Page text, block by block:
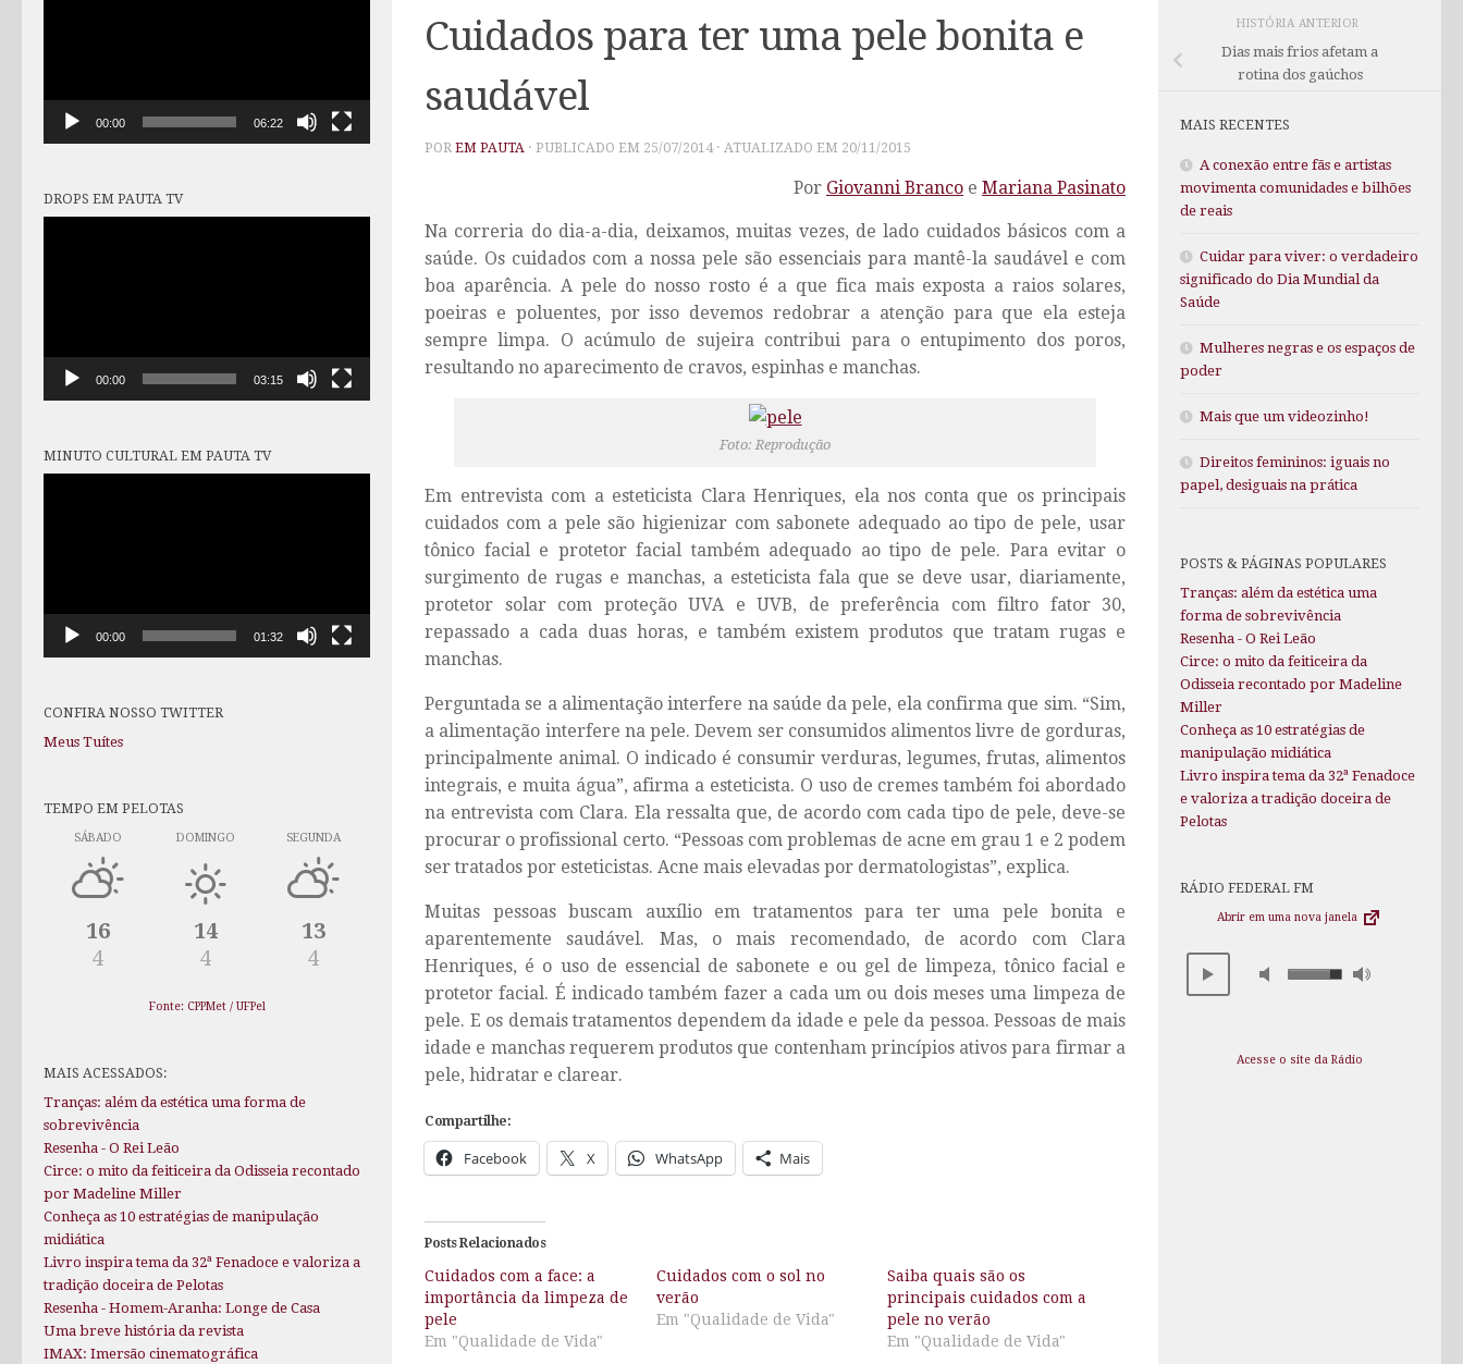
Cuidados para ter uma pele bonita e
saudável
POR EM PAUTA · PUBLICADO EM 25/07/2014· ATUALIZADO EM 20/11/2015
Por Giovanni Branco e Mariana Pasinato
Na correria do dia-a-dia, deixamos, muitas vezes, de lado cuidados básicos com a
saúde. Os cuidados com a nossa pele são essenciais para mantê-la saudável e com
boa aparência. A pele do nosso rosto é a que fica mais exposta a raios solares,
poeiras e poluentes, por isso devemos redobrar a atenção para que ela esteja
sempre limpa. O acúmulo de sujeira contribui para o entupimento dos poros,
resultando no aparecimento de cravos, espinhas e manchas.
Foto: Reprodução
Em entrevista com a esteticista Clara Henriques, ela nos conta que os principais
cuidados com a pele são higienizar com sabonete adequado ao tipo de pele, usar
tônico facial e protetor facial também adequado ao tipo de pele. Para evitar o
surgimento de rugas e manchas, a esteticista fala que se deve usar, diariamente,
protetor solar com proteção UVA e UVB, de preferência com filtro fator 30,
repassado a cada duas horas, e também existem produtos que tratam rugas e
manchas.
Perguntada se a alimentação interfere na saúde da pele, ela confirma que sim. “Sim,
a alimentação interfere na pele. Devem ser consumidos alimentos livre de gorduras,
principalmente animal. O indicado é consumir verduras, legumes, frutas, alimentos
integrais, e muita água”, afirma a esteticista. O uso de cremes também foi abordado
na entrevista com Clara. Ela ressalta que, de acordo com cada tipo de pele, deve-se
procurar o profissional certo. “Pessoas com problemas de acne em grau 1 e 2 podem
ser tratados por esteticistas. Acne mais elevadas por dermatologistas”, explica.
Muitas pessoas buscam auxílio em tratamentos para ter uma pele bonita e
aparentemente saudável. Mas, o mais recomendado, de acordo com Clara
Henriques, é o uso de essencial de sabonete e ou gel de limpeza, tônico facial e
protetor facial. É indicado também fazer a cada um ou dois meses uma limpeza de
pele. E os demais tratamentos dependem da idade e pele da pessoa. Pessoas de mais
idade e manchas requerem produtos que contenham princípios ativos para firmar a
pele, hidratar e clarear.
Compartilhe:
Facebook X WhatsApp Mais
Posts Relacionados
Cuidados com a face: a
importância da limpeza de
pele
Em "Qualidade de Vida"
Cuidados com o sol no
verão
Em "Qualidade de Vida"
Saiba quais são os
principais cuidados com a
pele no verão
Em "Qualidade de Vida"
00:00 06:22
DROPS EM PAUTA TV
00:00 03:15
MINUTO CULTURAL EM PAUTA TV
00:00 01:32
CONFIRA NOSSO TWITTER
Meus Tuítes
TEMPO EM PELOTAS
SÁBADO
16
4
DOMINGO
14
4
SEGUNDA
13
4
Fonte: CPPMet / UFPel
MAIS ACESSADOS:
Tranças: além da estética uma forma de
sobrevivência
Resenha - O Rei Leão
Circe: o mito da feiticeira da Odisseia recontado
por Madeline Miller
Conheça as 10 estratégias de manipulação
midiática
Livro inspira tema da 32ª Fenadoce e valoriza a
tradição doceira de Pelotas
Resenha - Homem-Aranha: Longe de Casa
Uma breve história da revista
IMAX: Imersão cinematográfica
HISTÓRIA ANTERIOR
Dias mais frios afetam a
rotina dos gaúchos
MAIS RECENTES
A conexão entre fãs e artistas
movimenta comunidades e bilhões
de reais
Cuidar para viver: o verdadeiro
significado do Dia Mundial da
Saúde
Mulheres negras e os espaços de
poder
Mais que um videozinho!
Direitos femininos: iguais no
papel, desiguais na prática
POSTS & PÁGINAS POPULARES
Tranças: além da estética uma
forma de sobrevivência
Resenha - O Rei Leão
Circe: o mito da feiticeira da
Odisseia recontado por Madeline
Miller
Conheça as 10 estratégias de
manipulação midiática
Livro inspira tema da 32ª Fenadoce
e valoriza a tradição doceira de
Pelotas
RÁDIO FEDERAL FM
Abrir em uma nova janela
Acesse o site da Rádio